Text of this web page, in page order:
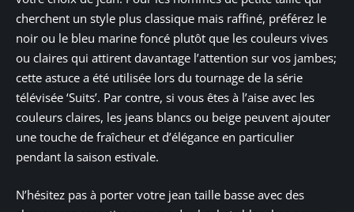
cherchent un style plus classique mais raffiné, préférez le
noir ou le bleu marine foncé plutôt que les couleurs vives
ou claires qui attirent davantage l’attention sur vos jambes;
cette astuce a été utilisée lors du tournage de la série
télévisée ‘Suits’. Par contre, si vous êtes à l’aise avec les
couleurs claires, les jeans blancs ou beige peuvent ajouter
une touche de fraîcheur et d’élégance en particulier
pendant la saison estivale.
N’hésitez pas à porter votre jean taille basse avec des